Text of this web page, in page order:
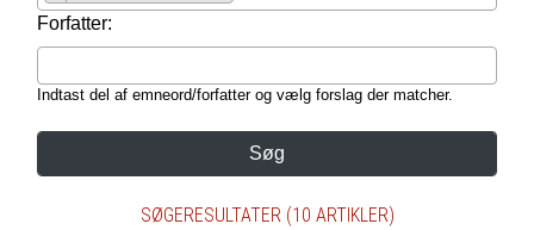
Forfatter:
Indtast del af emneord/forfatter og vælg forslag der matcher.
Søg
SØGERESULTATER (10 ARTIKLER)